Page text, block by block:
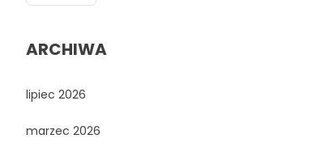
ARCHIWA
lipiec 2026
marzec 2026